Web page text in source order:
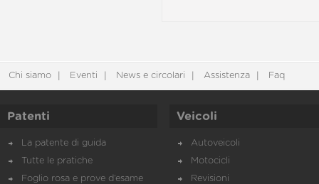
Chi siamo Eventi News e circolari Assistenza Faq
Patenti
La patente di guida
Tutte le pratiche
Foglio rosa e prove d’esame
Veicoli
Autoveicoli
Motocicli
Revisioni